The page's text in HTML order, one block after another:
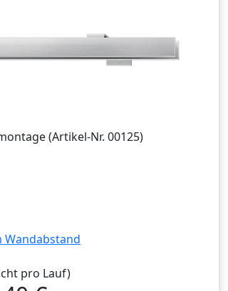
(Artikel-Nr. 00125)
Wandabstand
pro Lauf)